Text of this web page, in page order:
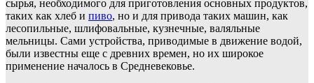
сырья, необходимого для приготовления основных продуктов,
таких как хлеб и пиво, но и для привода таких машин, как
лесопильные, шлифовальные, кузнечные, валяльные
мельницы. Сами устройства, приводимые в движение водой,
были известны еще с древних времен, но их широкое
применение началось в Средневековье.